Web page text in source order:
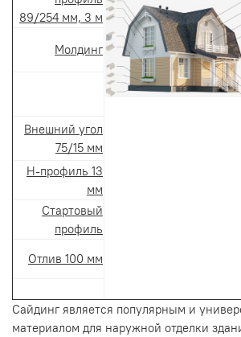
89/254 мм, 3 м
Молдинг
Внешний угол
75/15 мм
H-профиль 13
мм
Стартовый
профиль
Отлив 100 мм
Сайдинг является популярным и
материалом для наружной отделки